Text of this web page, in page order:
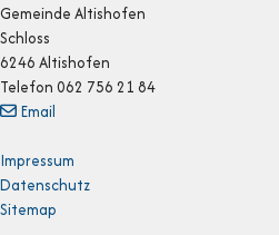
Gemeinde Altishofen
Schloss
6246 Altishofen
Telefon 062 756 21 84
Email
Impressum
Datenschutz
Sitemap